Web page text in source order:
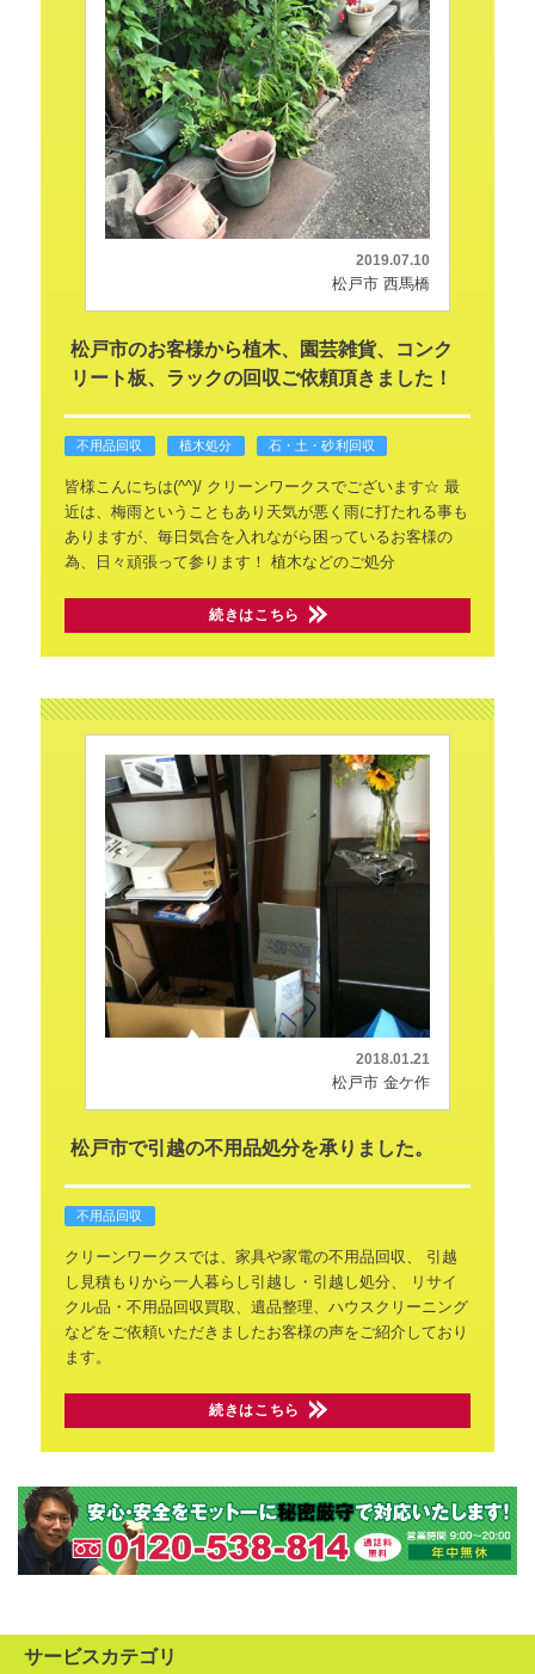
2019.07.10
松戸市 西馬橋
松戸市のお客様から植木、園芸雑貨、コンク
リート板、ラックの回収ご依頼頂きました！
不用品回収 植木処分 石・土・砂利回収
皆様こんにちは(^^)/クリーンワークスでございます☆ 最
近は、梅雨ということもあり天気が悪く雨に打たれる事も
ありますが、毎日気合を入れながら困っているお客様の
為、日々頑張って参ります！ 植木などのご処分
続きはこちら
2018.01.21
松戸市 金ケ作
松戸市で引越の不用品処分を承りました。
不用品回収
クリーンワークスでは、家具や家電の不用品回収、
引越
し見積もりから一人暮らし引越し・引越し処分、
リサイ
クル品・不用品回収買取、遺品整理、ハウスクリーニング
などをご依頼いただきましたお客様の声をご紹介しており
ます。
続きはこちら
サービスカテゴリ